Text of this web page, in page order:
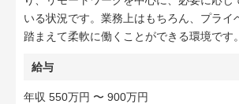
いる状況です。業務上はもちろん、プライ
踏まえて柔軟に働くことができる環境です。
給与
年収 550万円 〜 900万円